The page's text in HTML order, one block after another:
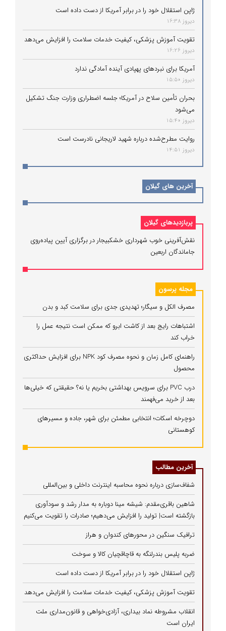
ژاپن استقلال خود را در برابر آمریکا از دست داده است
دیروز 16:38
تقویت آموزش پزشکی، کیفیت خدمات سلامت را افزایش می‌دهد
دیروز 16:26
آمریکا برای نبردهای پهپادی آینده آمادگی ندارد
دیروز 15:50
بحران تأمین سلاح در آمریکا؛ جلسه اضطراری وزارت جنگ تشکیل
می‌شود
دیروز 15:40
روایت مطرح‌شده درباره شهید لاریجانی نادرست است
دیروز 14:51
آخرین های گیلان
پربازدیدهای گیلان
نقش‌آفرینی خوب شهرداری خشکبیجار در برگزاری آیین پیاده‌روی
جاماندگان اربعین
مجله پرسون
مصرف الکل و سیگار؛ تهدیدی جدی برای سلامت کبد و بدن
اشتباهات رایج بعد از کاشت ابرو که ممکن است نتیجه عمل را
خراب کند
راهنمای کامل زمان و نحوه مصرف کود NPK برای افزایش حداکثری
محصول
درب PVC برای سرویس بهداشتی بخریم یا نه؟ حقیقتی که خیلی‌ها
بعد از خرید می‌فهمند
دوچرخه اسکات؛ انتخابی مطمئن برای شهر، جاده و مسیرهای
کوهستانی
آخرین مطالب
شفاف‌سازی درباره نحوه محاسبه اینترنت داخلی و بین‌المللی
شاهین باقری‌مقدم: شیشه مینا دوباره به مدار رشد و سودآوری
بازگشته است| تولید را افزایش می‌دهیم؛ صادرات را تقویت می‌کنیم
ترافیک سنگین در محورهای کندوان و هراز
ضربه پلیس بندرلنگه به قاچاقچیان کالا و سوخت
ژاپن استقلال خود را در برابر آمریکا از دست داده است
تقویت آموزش پزشکی، کیفیت خدمات سلامت را افزایش می‌دهد
انقلاب مشروطه نماد بیداری، آزادی‌خواهی و قانون‌مداری ملت
ایران است